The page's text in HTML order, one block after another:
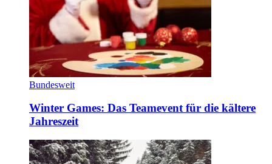
Bundesweit
Winter Games: Das Teamevent für die kältere
Jahreszeit